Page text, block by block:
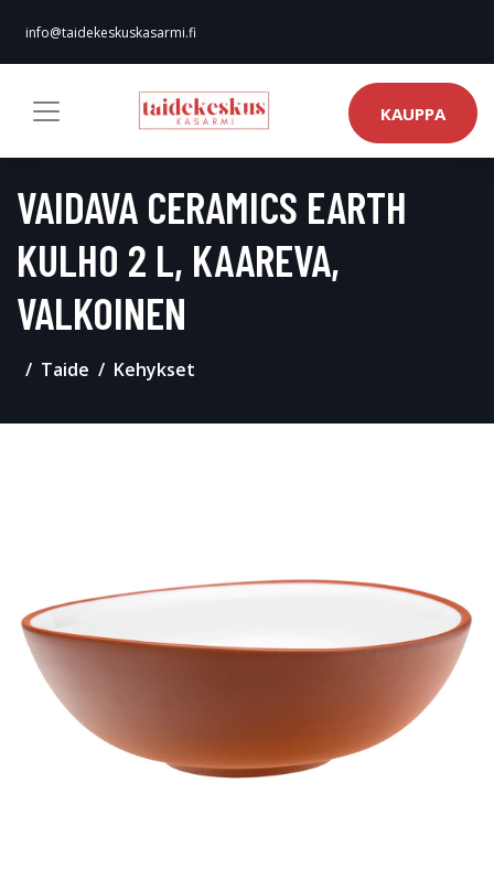
info@taidekeskuskasarmi.fi
KAUPPA
VAIDAVA CERAMICS EARTH
KULHO 2 L, KAAREVA,
VALKOINEN
Taide Kehykset